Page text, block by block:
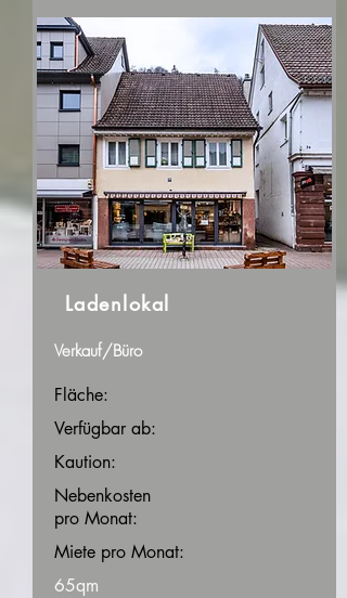
Ladenlokal
Verkauf/Büro
Fläche:
Verfügbar ab:
Kaution:
Nebenkosten
pro Monat:
Miete pro Monat:
65qm